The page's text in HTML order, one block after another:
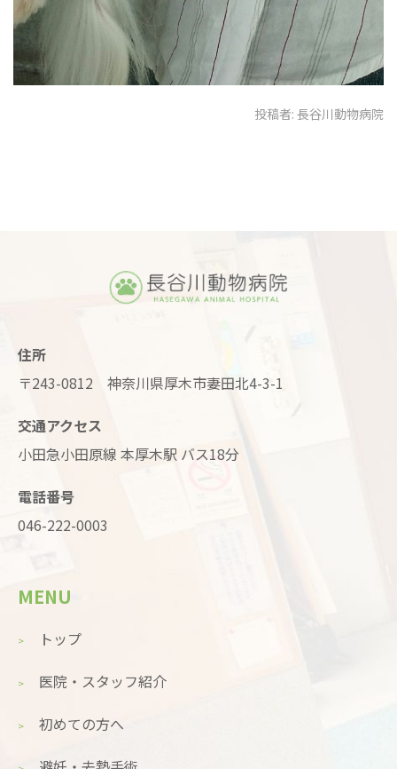
投稿者: 長谷川動物病院
住所
〒243-0812 神奈川県厚木市妻田北4-3-1
交通アクセス
小田急小田原線 本厚木駅 バス18分
電話番号
046-222-0003
MENU
トップ
医院・スタッフ紹介
初めての方へ